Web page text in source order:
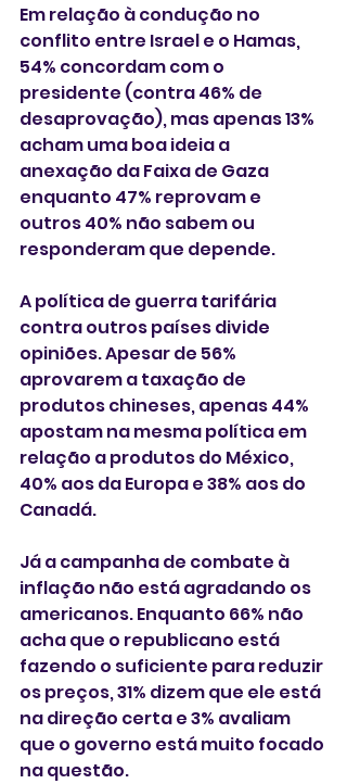
Em relação à condução no
conflito entre Israel e o Hamas,
54% concordam com o
presidente (contra 46% de
desaprovação), mas apenas 13%
acham uma boa ideia a
anexação da Faixa de Gaza
enquanto 47% reprovam e
outros 40% não sabem ou
responderam que depende.
A política de guerra tarifária
contra outros países divide
opiniões. Apesar de 56%
aprovarem a taxação de
produtos chineses, apenas 44%
apostam na mesma política em
relação a produtos do México,
40% aos da Europa e 38% aos do
Canadá.
Já a campanha de combate à
inflação não está agradando os
americanos. Enquanto 66% não
acha que o republicano está
fazendo o suficiente para reduzir
os preços, 31% dizem que ele está
na direção certa e 3% avaliam
que o governo está muito focado
na questão.